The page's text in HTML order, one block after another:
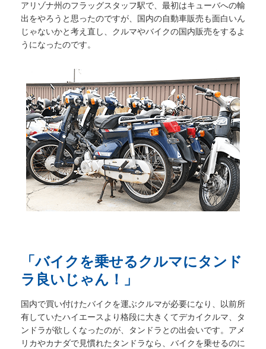
アリゾナ州のフラッグスタッフ駅で、最初はキューバへの輸
出をやろうと思ったのですが、国内の自動車販売も面白いん
じゃないかと考え直し、クルマやバイクの国内販売をするよ
うになったのです。
「バイクを乗せるクルマにタンド
ラ良いじゃん！」
国内で買い付けたバイクを運ぶクルマが必要になり、以前所
有していたハイエースより格段に大きくてデカイクルマ、タ
ンドラが欲しくなったのが、タンドラとの出会いです。アメ
リカやカナダで見慣れたタンドラなら、バイクを乗せるのに